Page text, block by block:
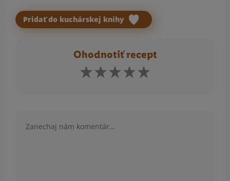
Pridať do kuchárskej knihy
Ohodnotiť recept